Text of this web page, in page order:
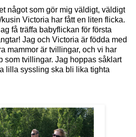
något som gör mig väldigt, väldigt
Victoria har fått en liten flicka.
få träffa babyflickan för första
Jag och Victoria är födda med
mammor är tvillingar, och vi har
som tvillingar. Jag hoppas såklart
lilla syssling ska bli lika tighta